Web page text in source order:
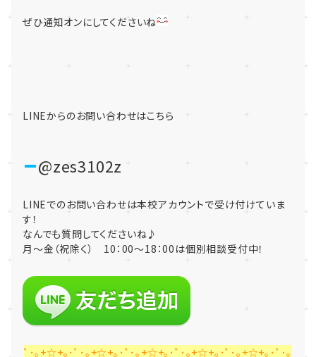
ぜひ通知オンにしてくださいね
LINEからのお問い合わせはこちら
@zes3102z
LINEでのお問い合わせは本校アカウントで受け付けていま
す！
なんでも質問してくださいね♪
月～金（祝除く） 10：00～18：00は個別相談受付中！
ﾟ･｡+☆+｡･ﾟ･｡+☆+｡･ﾟ･｡+☆+｡･ﾟ･｡+☆+｡･ﾟ･｡+☆+｡･ﾟ･｡